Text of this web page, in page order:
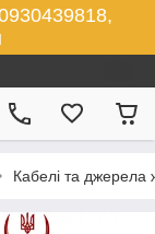
Кабелі та джерела